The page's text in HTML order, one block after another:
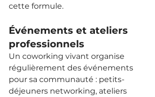
cette formule.
Événements et ateliers
professionnels
Un coworking vivant organise
régulièrement des événements
pour sa communauté : petits-
déjeuners networking, ateliers